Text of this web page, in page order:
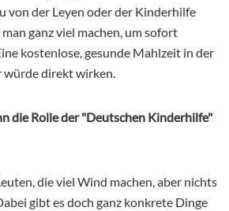
von der Leyen oder der Kinderhilfe
ganz viel machen, um sofort
kostenlose, gesunde Mahlzeit in der
würde direkt wirken.
die Rolle der "Deutschen Kinderhilfe"
die viel Wind machen, aber nichts
gibt es doch ganz konkrete Dinge